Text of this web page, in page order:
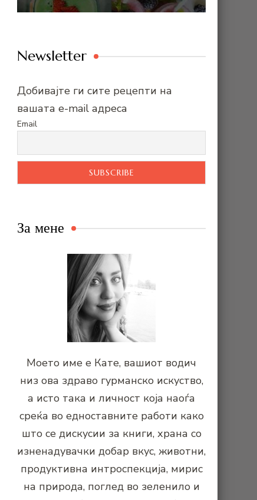
Newsletter
Добивајте ги сите рецепти на
вашата e-mail адреса
Email
За мене
Моето име е Кате, вашиот водич
низ ова здраво гурманско искуство,
а исто така и личност која наоѓа
среќа во едноставните работи како
што се дискусии за книги, храна со
изненадувачки добар вкус, животни,
продуктивна интроспекција, мирис
на природа, поглед во зеленило и